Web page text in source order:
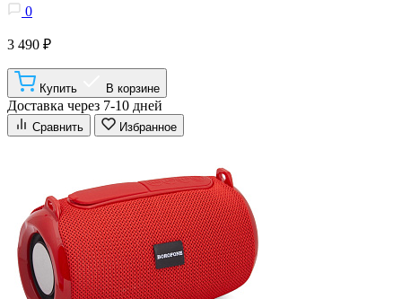
0
3 490 ₽
Купить В корзине
Доставка через 7-10 дней
Сравнить Избранное